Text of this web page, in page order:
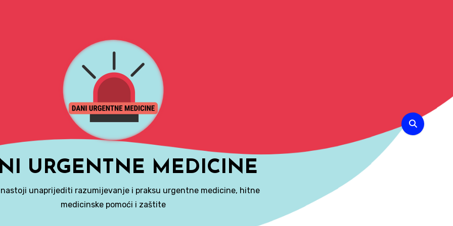
URGENTNE MEDICINE
unaprijediti razumijevanje i praksu urgentne medicine, hitne
medicinske pomoći i zaštite